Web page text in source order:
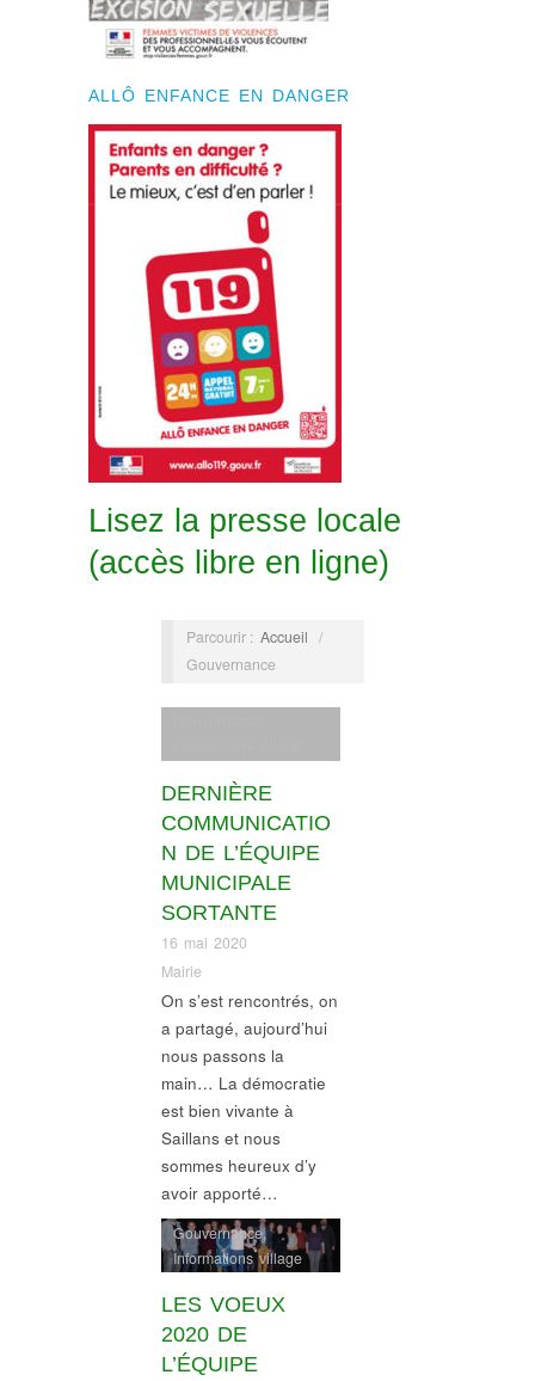
ALLÔ ENFANCE EN DANGER
Lisez la presse locale
(accès libre en ligne)
Parcourir : Accueil /
Gouvernance
DERNIÈRE
COMMUNICATIO
N DE L’ÉQUIPE
MUNICIPALE
SORTANTE
16 mai 2020
Mairie
On s’est rencontrés, on
a partagé, aujourd’hui
nous passons la
main… La démocratie
est bien vivante à
Saillans et nous
sommes heureux d’y
avoir apporté…
LES VOEUX
2020 DE
L’ÉQUIPE
Gouvernance,
Informations village